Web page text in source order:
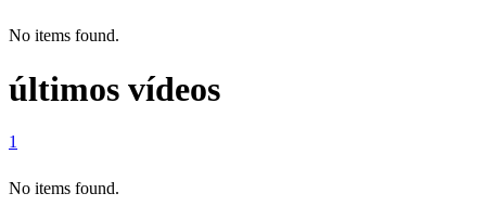
No items found.
últimos vídeos
1
No items found.